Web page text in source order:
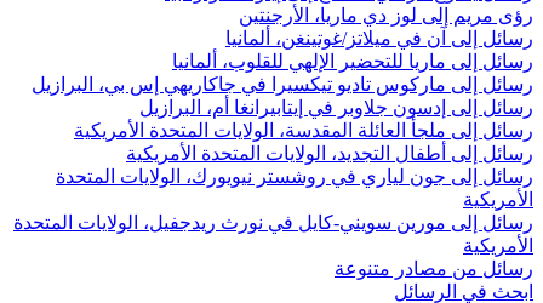
رؤى مريم إلى لوز دي ماريا، الأرجنتين
رسائل إلى آن في ميلاتز/غوتينغن، ألمانيا
رسائل إلى ماريا للتحضير الإلهي للقلوب، ألمانيا
رسائل إلى ماركوس تاديو تيكسيرا في جاكاريهي إس بي، البرازيل
رسائل إلى إدسون جلاوبر في إيتابيرانغا أم، البرازيل
رسائل إلى ملجأ العائلة المقدسة، الولايات المتحدة الأمريكية
رسائل إلى أطفال التجديد، الولايات المتحدة الأمريكية
رسائل إلى جون لياري في روشستر نيويورك، الولايات المتحدة
الأمريكية
رسائل إلى مورين سويني-كايل في نورث ريدجفيل، الولايات المتحدة
الأمريكية
رسائل من مصادر متنوعة
ابحث في الرسائل